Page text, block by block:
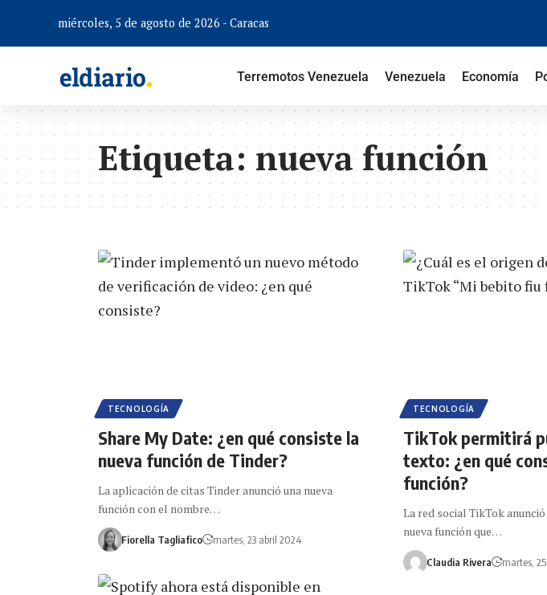
miércoles, 5 de agosto de 2026 - Caracas
Terremotos Venezuela Venezuela Economía
Etiqueta:nueva función
TECNOLOGÍA
Share My Date: ¿en qué consiste la
nueva función de Tinder?
La aplicación de citas Tinder anunció una nueva
función con el nombre…
Fiorella Tagliafico martes, 23 abril 2024
TECNOLOGÍA
TikTok permitirá
texto: ¿en qué
función?
La red social TikTok
nueva función que…
Claudia Rivera martes,